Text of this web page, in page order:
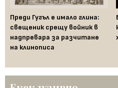
Преди Гугъл е имало глина:
свещеник срещу войник в
надпревара за разчитане
на клинописа